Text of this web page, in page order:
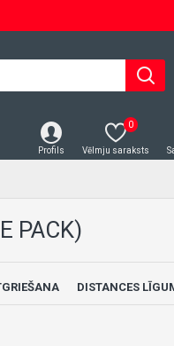
Profils Vēlmju saraksts
0
PACK)
DISTANCES